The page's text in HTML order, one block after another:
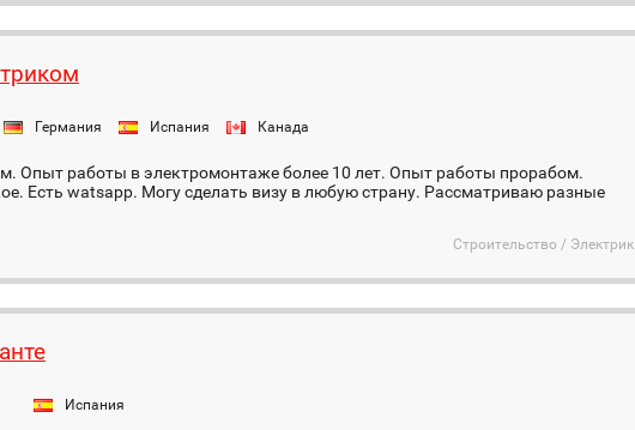
Германия Испания Канада
Опыт работы в электромонтаже более 10 лет. Опыт работы прорабом.
Есть watsapp. Могу сделать визу в любую страну. Рассматриваю разные
Строительство / Электрик
Испания